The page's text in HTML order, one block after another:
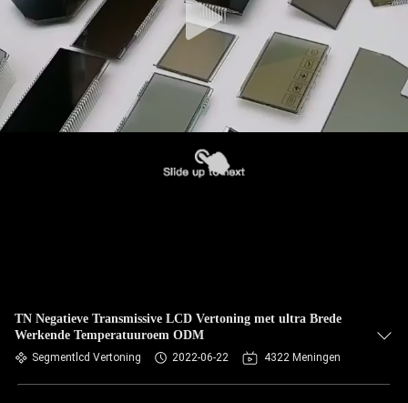
TN Negatieve Transmissive LCD Vertoning met ultra Brede
Werkende Temperatuuroem ODM
Segmentlcd Vertoning 2022-06-22 4322 Meningen